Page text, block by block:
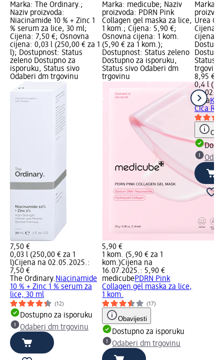
Marka: The Ordinary.;
Naziv proizvoda:
Niacinamide 10 % + Zinc 1
% serum za lice, 30 ml;
Cijena: 7,50 €; Osnovna
cijena: 0,03 l (250,00 € za 1
l); Dostupnost: Status
zeleno Dostupno za
isporuku, Status sivo
Odaberi dm trgovinu
7,50 €
0,03 l (250,00 € za 1
l)Cijena na 02.05.2025.:
7,50 €
The Ordinary. Niacinamide
10 % + Zinc 1 % serum za
lice, 30 ml
(12)
Dostupno za isporuku
Odaberi dm trgovinu
Marka: medicube; Naziv
proizvoda: PDRN Pink
Collagen gel maska za lice,
1 kom.; Cijena: 5,90 €;
Osnovna cijena: 1 kom.
(5,90 € za 1 kom.);
Dostupnost: Status zeleno
Dostupno za isporuku,
Status sivo Odaberi dm
trgovinu
5,90 €
1 kom. (5,90 € za 1
kom.)Cijena na
16.07.2025.: 5,90 €
medicubePDRN Pink
Collagen gel maska za lice,
1 kom.
(17)
Obavijesti
Dostupno za isporuku
Odaberi dm trgovinu
Marka:
Urea
Cijena:
cijena:
Status
trgovinu
8,95 €
0,4 l
na
Mixa
Cica